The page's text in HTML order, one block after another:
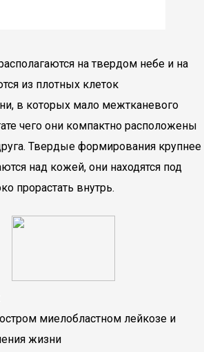
на твердом небе и на
из плотных клеток
в которых мало межтканевого
чего они компактно расположены
Твердые формирования крупнее
над кожей, они находятся под
прорастать внутрь.
миелобластном лейкозе и
жизни